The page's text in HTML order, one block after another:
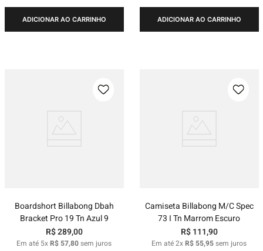
ADICIONAR AO CARRINHO ADICIONAR AO CARRINHO
Boardshort Billabong Dbah
Bracket Pro 19 Tn Azul 9
R$289,00
Em até 5xR$ 57,80sem juros
Camiseta Billabong M/C Spec
73 I Tn Marrom Escuro
R$ 111,90
Em até2xR$ 55,95sem juros